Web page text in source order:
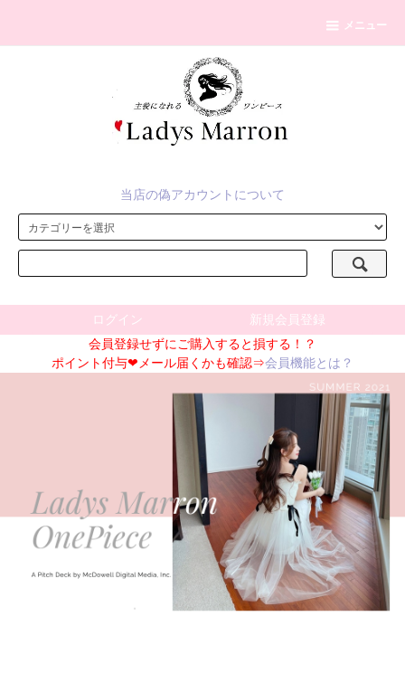
メニュー
当店の偽アカウントについて
ログイン
新規会員登録
会員登録せずにご購入すると損する！？
ポイント付与❤メール届くかも確認⇒会員機能とは？